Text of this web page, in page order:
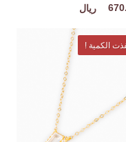
الكمية !